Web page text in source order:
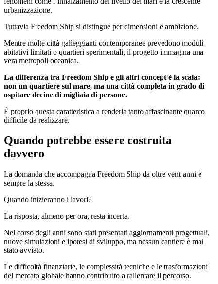
urbanizzazione.
Tuttavia Freedom Ship si distingue per dimensioni e ambizione.
Mentre molte città galleggianti contemporanee prevedono moduli
abitativi limitati o quartieri sperimentali, il progetto immagina una
vera metropoli oceanica.
La differenza tra Freedom Ship e gli altri concept è la scala:
non un quartiere sul mare, ma una città completa in grado di
ospitare decine di migliaia di persone.
È proprio questa caratteristica a renderla tanto affascinante quanto
difficile da realizzare.
Quando potrebbe essere costruita
davvero
La domanda che accompagna Freedom Ship da oltre vent’anni è
sempre la stessa.
Quando inizieranno i lavori?
La risposta, almeno per ora, resta incerta.
Nel corso degli anni sono stati presentati aggiornamenti progettuali,
nuove simulazioni e ipotesi di sviluppo, ma nessun cantiere è mai
stato avviato.
Le difficoltà finanziarie, le complessità tecniche e le trasformazioni
del mercato globale hanno contribuito a rallentare il percorso.